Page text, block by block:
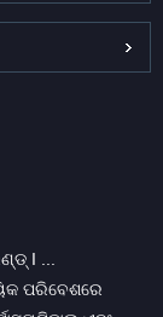
I ...
ପରିବେଶରେ